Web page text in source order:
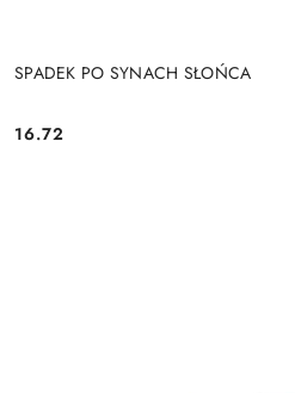
SPADEK PO SYNACH SŁOŃCA
Cena:
16.72